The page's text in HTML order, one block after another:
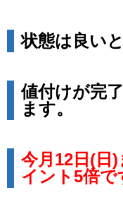
状態は良い
値付けが完
ます。
今月12日(日
イント5倍で